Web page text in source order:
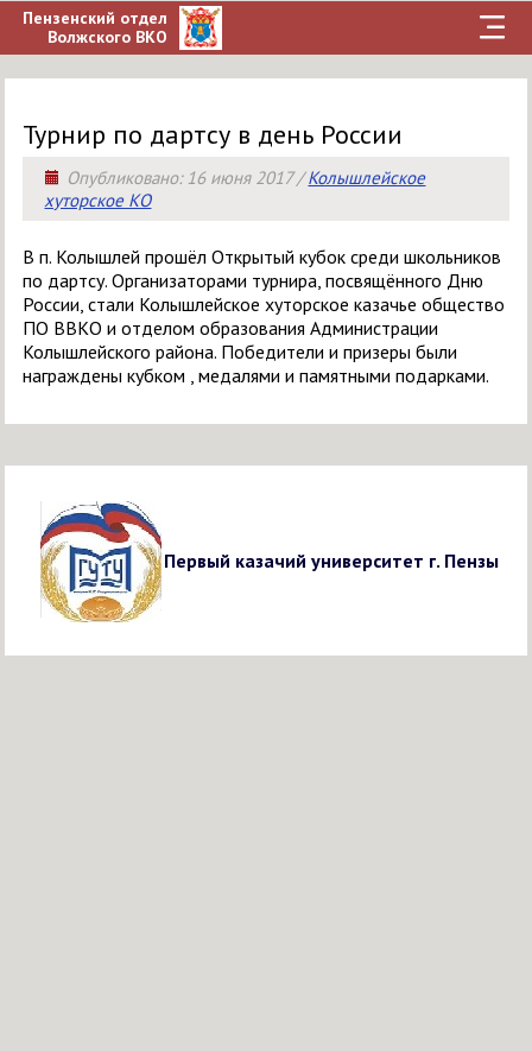
Пензенский отдел
Волжского ВКО
Турнир по дартсу в день России
Опубликовано: 16 июня 2017/Колышлейское
хуторское КО
В п. Колышлей прошёл Открытый кубок среди школьников
по дартсу. Организаторами турнира, посвящённого Дню
России, стали Колышлейское хуторское казачье общество
ПО ВВКО и отделом образования Администрации
Колышлейского района. Победители и призеры были
награждены кубком , медалями и памятными подарками.
Первый казачий университет г. Пензы